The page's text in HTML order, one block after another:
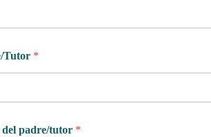
Tutor *
del padre/tutor *